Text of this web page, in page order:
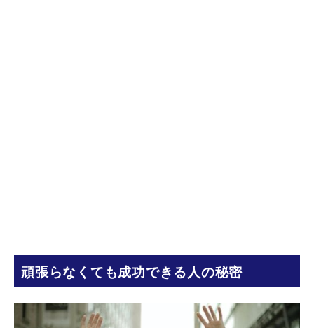
頑張らなくても成功できる人の秘密